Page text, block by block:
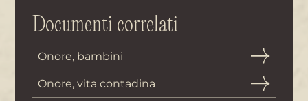
Documenti correlati
Onore, bambini
Onore, vita contadina